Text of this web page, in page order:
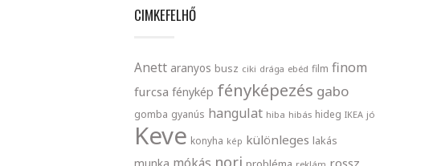
CIMKEFELHŐ
Anett aranyos busz ciki drága ebéd film finom
furcsa fénykép fényképezés gabo
gomba gyanús hangulat hiba hibás hideg IKEA jó
Keve konyha kép különleges lakás
nori rossz